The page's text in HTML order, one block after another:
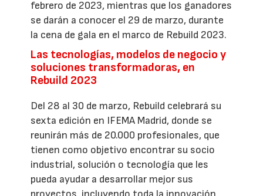
febrero de 2023, mientras que los ganadores
se darán a conocer el 29 de marzo, durante
la cena de gala en el marco de Rebuild 2023.
Las tecnologías, modelos de negocio y
soluciones transformadoras, en
Rebuild 2023
Del 28 al 30 de marzo, Rebuild celebrará su
sexta edición en IFEMA Madrid, donde se
reunirán más de 20.000 profesionales, que
tienen como objetivo encontrar su socio
industrial, solución o tecnología que les
pueda ayudar a desarrollar mejor sus